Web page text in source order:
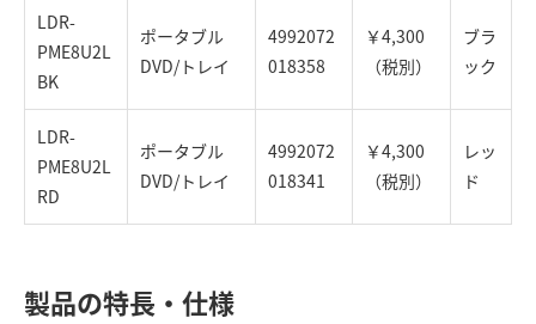
LDR-
PME8U2L
BK
ポータブル
DVD/トレイ
4992072
018358
￥4,300
（税別）
ブラ
ック
LDR-
PME8U2L
RD
ポータブル
DVD/トレイ
4992072
018341
￥4,300
（税別）
レッ
ド
製品の特長・仕様